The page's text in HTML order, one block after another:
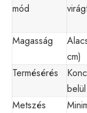
mód
Magasság
cm)
Termésérés
belül
Metszés